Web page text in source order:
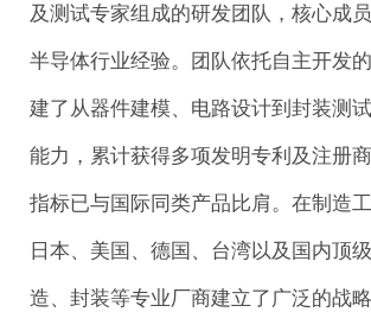
及测试专家组成的研发团队，核心成
半导体行业经验。团队依托自主开发
建了从器件建模、电路设计到封装测
能力，累计获得多项发明专利及注册
指标已与国际同类产品比肩。在制造
日本、美国、德国、台湾以及国内顶
造、封装等专业厂商建立了广泛的战